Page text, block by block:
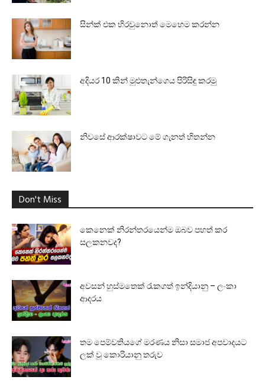
සින්ක් එක හිරවුනොත් මෙහෙම කරන්න
අදියර 10 කින් මුළුතැන්ගෙය පිරිසිඳු කරමු
නිවසේ ආරක්ෂාවට මේ ගැනත් හිතන්න
Don't Miss
කෙනෙක් නිරන්තරයෙන්ම ඔබව පහත් කර
සලකනවද?
අවසන් හුස්මතෙක් රැකගත් ඉන්දියානු – ලංකා
ආදරය
තම පෙම්වතියගේ මරණය නිසා සමාජ අපවාදයට
ලක් වූ කොරියානු තරුව